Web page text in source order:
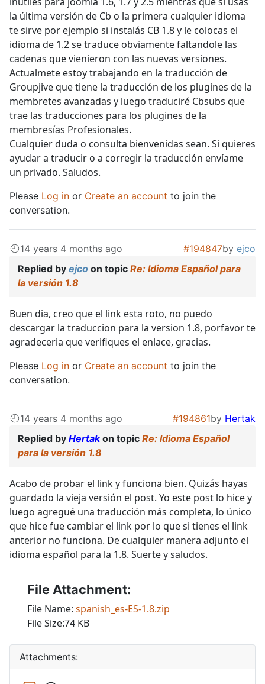
la última versión de Cb o la primera cualquier idioma
te sirve por ejemplo si instalás CB 1.8 y le colocas el
idioma de 1.2 se traduce obviamente faltandole las
cadenas que vienieron con las nuevas versiones.
Actualmete estoy trabajando en la traducción de
Groupjive que tiene la traducción de los plugines de la
membretes avanzadas y luego traduciré Cbsubs que
trae las traducciones para los plugines de la
membresías Profesionales.
Cualquier duda o consulta bienvenidas sean. Si quieres
ayudar a traducir o a corregir la traducción envíame
un privado. Saludos.
Please Log in or Create an account to join the
conversation.
14 years 4 months ago #194847by ejco
Replied by ejco on topic Re: Idioma Español para
la versión 1.8
Buen dia, creo que el link esta roto, no puedo
descargar la traduccion para la version 1.8, porfavor te
agradeceria que verifiques el enlace, gracias.
Please Log in or Create an account to join the
conversation.
14 years 4 months ago #194861by Hertak
Replied by Hertakon topic Re: Idioma Español
para la versión 1.8
Acabo de probar el link y funciona bien. Quizás hayas
guardado la vieja versión el post. Yo este post lo hice y
luego agregué una traducción más completa, lo único
que hice fue cambiar el link por lo que si tienes el link
anterior no funciona. De cualquier manera adjunto el
idioma español para la 1.8. Suerte y saludos.
File Attachment:
File Name: spanish_es-ES-1.8.zip
File Size:74 KB
Attachments: